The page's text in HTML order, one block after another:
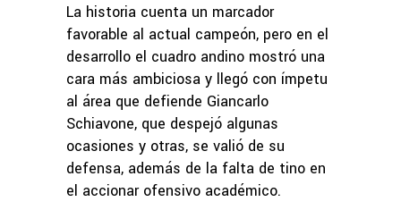
La historia cuenta un marcador
favorable al actual campeón, pero en el
desarrollo el cuadro andino mostró una
cara más ambiciosa y llegó con ímpetu
al área que defiende Giancarlo
Schiavone, que despejó algunas
ocasiones y otras, se valió de su
defensa, además de la falta de tino en
el accionar ofensivo académico.